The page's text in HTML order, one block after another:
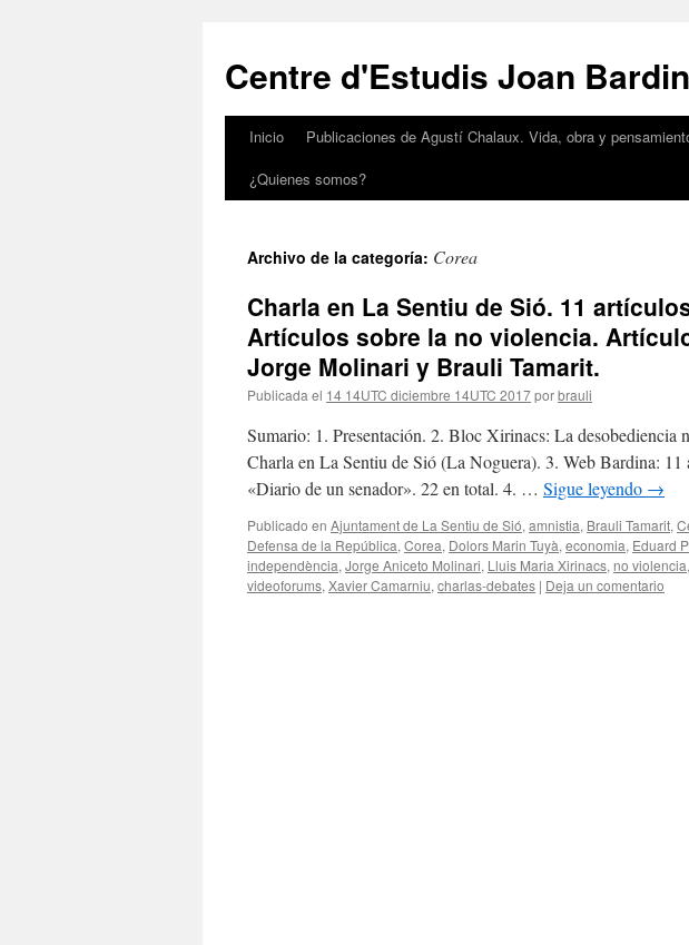
contenido
Centre d'Estudis Joan
Inicio Publicaciones de Agustí Chalaux. Vida, obra y
¿Quienes somos?
Archivo de la categoría: Corea
Charla en La Sentiu de Sió. 11
Artículos sobre la no violencia.
Jorge Molinari y Brauli Tamarit.
Publicada el 14 14UTC diciembre 14UTC 2017porbrauli
Sumario: 1. Presentación. 2. Bloc Xirinacs: La desobediencia
Charla en La Sentiu de Sió (La Noguera). 3. Web Bardina:
«Diario de un senador». 22 en total. 4. … Sigue leyendo →
Publicado en Ajuntament de La Sentiu de Sió, amnistia, Brauli Tamarit,
Defensa de la República, Corea, Dolors Marin Tuyà, economia, Eduard
independència, Jorge Aniceto Molinari, Lluis Maria Xirinacs, no violencia,
videoforums, Xavier Camarniu, charlas-debates | Deja un comentario